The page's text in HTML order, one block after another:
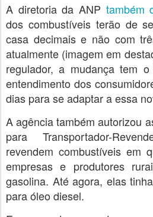
A diretoria da ANP também
dos combustíveis terão de
casa decimais e não com
atualmente (imagem em
regulador, a mudança tem
entendimento dos
dias para se adaptar a essa
A agência também autorizou
para Transportador-
revendem combustíveis em
empresas e produtores
gasolina. Até agora, elas
para óleo diesel.